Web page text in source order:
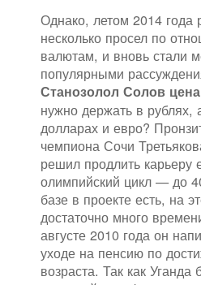
Однако, летом 2014 года
несколько просел по
валютам, и вновь стали
популярными
Станозолол Солов
нужно держать в рублях,
долларах и евро?
чемпиона Сочи
решил продлить карьеру
олимпийский цикл — до
базе в проекте есть, на
достаточно много
августе 2010 года он
уходе на пенсию по
возраста. Так как Уганда